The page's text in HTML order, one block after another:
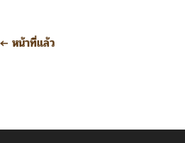
← หน้าที่แล้ว